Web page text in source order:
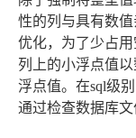
性的列与具有数
优化，为了少占
列上的小浮点值
浮点值。在sql级
通过检查数据库文